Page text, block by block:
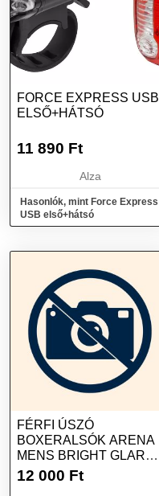
FORCE EXPRESS USB
ELSŐ+HÁTSÓ
11 890 Ft
Alza
Hasonlók, mint Force Express
USB első+hátsó
FÉRFI ÚSZÓ
BOXERALSÓK ARENA
MENS BRIGHT GLARE
SWIM SHORT
12 000 Ft